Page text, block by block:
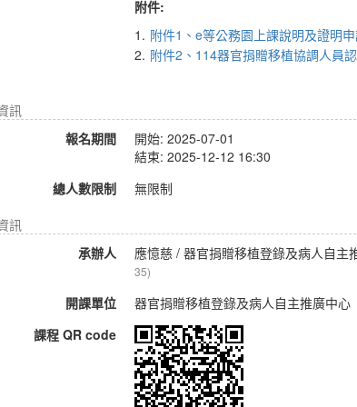
附件:
1. 附件1、e等公務園上課說明及證明
2. 附件2、114器官捐贈移植協調人員
訊
報名期間
開始: 2025-07-01
結束: 2025-12-12 16:30
總人數限制
無限制
訊
承辦人
應憶慈/ 器官捐贈移植登錄及病人自主
35)
開課單位
器官捐贈移植登錄及病人自主推廣中心
課程 QR code